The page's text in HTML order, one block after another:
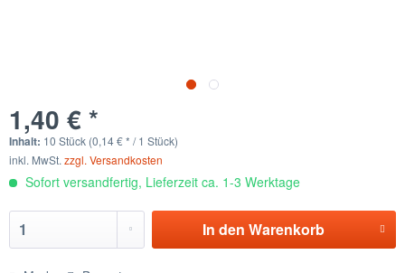
1,40 € *
Inhalt: 10 Stück (0,14 € * / 1 Stück)
inkl. MwSt. zzgl. Versandkosten
Sofort versandfertig, Lieferzeit ca. 1-3 Werktage
In den Warenkorb